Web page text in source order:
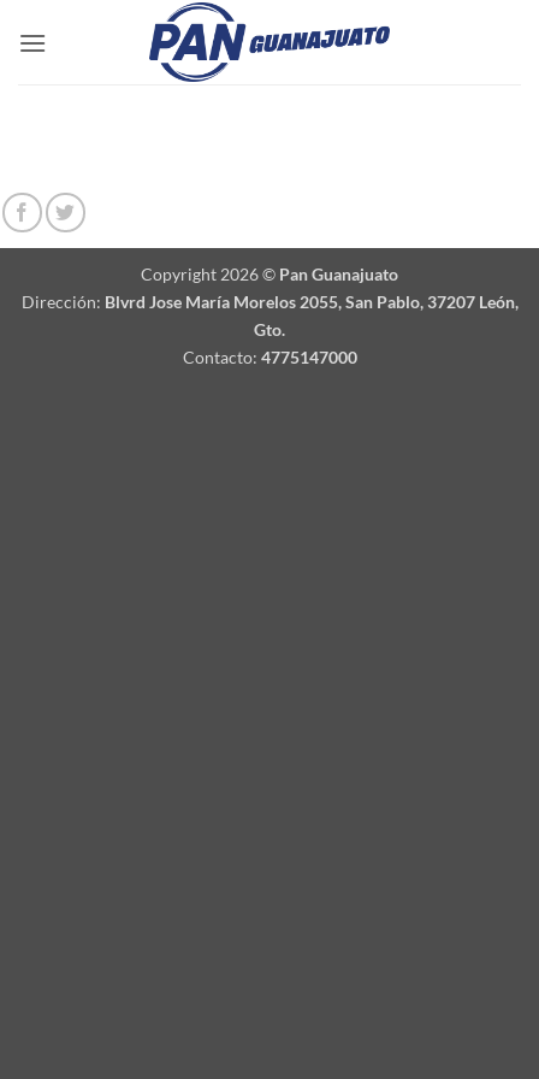
Copyright 2026 © Pan Guanajuato
Dirección: Blvrd Jose María Morelos 2055, San Pablo, 37207 León,
Gto.
Contacto: 4775147000